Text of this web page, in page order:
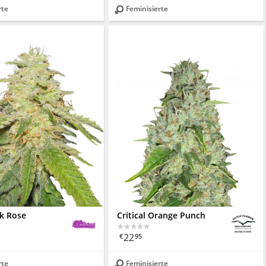
Feminisierte
Rose Critical Orange Punch
€2295
Feminisierte